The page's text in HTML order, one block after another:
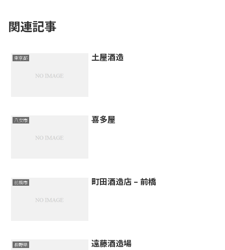
関連記事
東京都 土屋酒造
八女市 喜多屋
前橋市 町田酒造店 – 前橋
長野県 遠藤酒造場